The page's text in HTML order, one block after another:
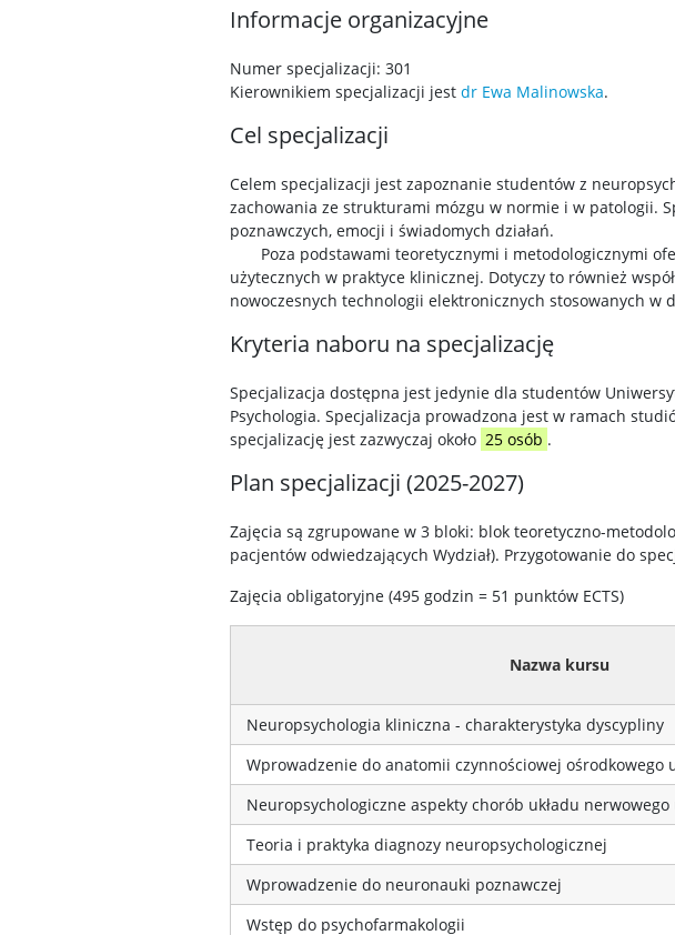
Informacje organizacyjne
Numer specjalizacji: 301
Kierownikiem specjalizacji jest dr Ewa Malinowska.
Cel specjalizacji
Celem specjalizacji jest zapoznanie studentów z
zachowania ze strukturami mózgu w normie i w patologii.
poznawczych, emocji i świadomych działań.
Poza podstawami teoretycznymi i metodologicznymi
użytecznych w praktyce klinicznej. Dotyczy to również
nowoczesnych technologii elektronicznych stosowanych w
Kryteria naboru na specjalizację
Specjalizacja dostępna jest jedynie dla studentów
Psychologia. Specjalizacja prowadzona jest w ramach
specjalizację jest zazwyczaj około 25 osób .
Plan specjalizacji (2025-2027)
Zajęcia są zgrupowane w 3 bloki: blok teoretyczno-
pacjentów odwiedzających Wydział). Przygotowanie do
Zajęcia obligatoryjne (495 godzin = 51 punktów ECTS)
Nazwa kursu
Neuropsychologia kliniczna - charakterystyka dyscypliny
Wprowadzenie do anatomii czynnościowej ośrodkowego
Neuropsychologiczne aspekty chorób układu nerwowego
Teoria i praktyka diagnozy neuropsychologicznej
Wprowadzenie do neuronauki poznawczej
Wstęp do psychofarmakologii